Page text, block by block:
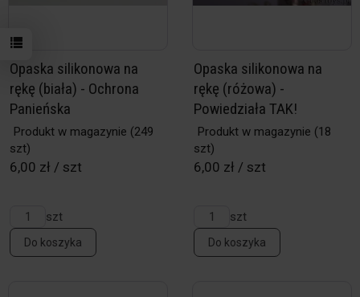
Opaska silikonowa na
rękę (biała) - Ochrona
Panieńska
Produkt w magazynie (249
szt)
6,00 zł / szt
szt
Do koszyka
Opaska silikonowa na
rękę (różowa) -
Powiedziała TAK!
Produkt w magazynie (18
szt)
6,00 zł / szt
szt
Do koszyka